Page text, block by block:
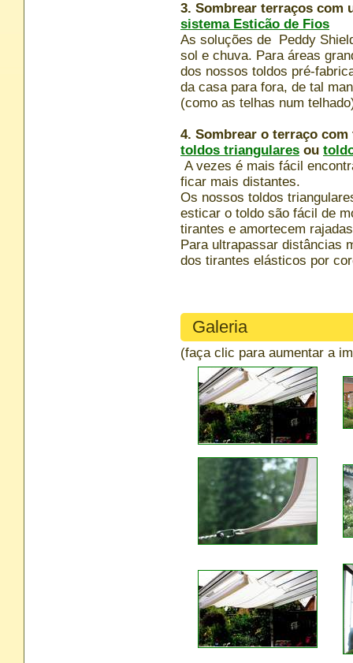
3. Sombrear terraços com
sistema Esticão de Fios
As soluções de Peddy
sol e chuva. Para áreas
dos nossos toldos pré-
da casa para fora, de tal
(como as telhas num
4. Sombrear o terraço
toldos triangulares ou
A vezes é mais fácil
ficar mais distantes.
Os nossos toldos
esticar o toldo são fácil de
tirantes e amortecem
Para ultrapassar distâncias
dos tirantes elásticos por
Galeria
(faça clic para aumentar a